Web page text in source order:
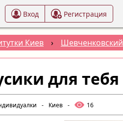
Вход Регистрация
Киев › Шевченковский
для тебя
- Киев - 16